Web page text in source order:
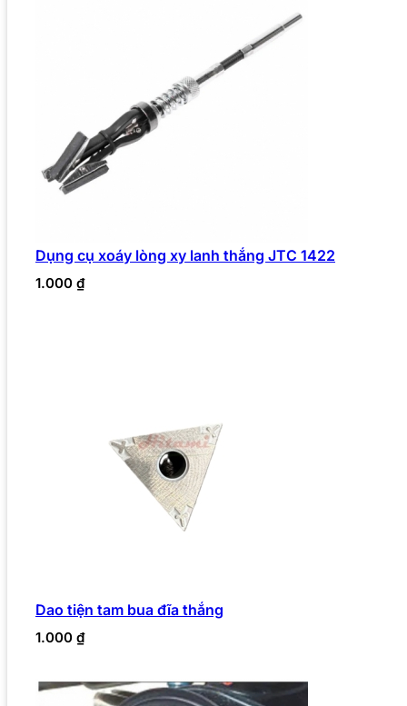
Dụng cụ xoáy lòng xy lanh thắng JTC 1422
1.000 ₫
Dao tiện tam bua đĩa thắng
1.000 ₫